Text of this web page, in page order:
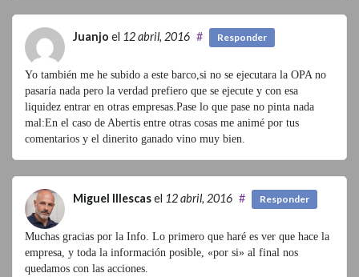
Juanjo el 12 abril, 2016 # Responder
Yo también me he subido a este barco,si no se ejecutara la OPA no
pasaría nada pero la verdad prefiero que se ejecute y con esa
liquidez entrar en otras empresas.Pase lo que pase no pinta nada
mal:En el caso de Abertis entre otras cosas me animé por tus
comentarios y el dinerito ganado vino muy bien.
Miguel Illescasel 12 abril, 2016 # Responder
Muchas gracias por la Info. Lo primero que haré es ver que hace la
empresa, y toda la información posible, «por si» al final nos
quedamos con las acciones.